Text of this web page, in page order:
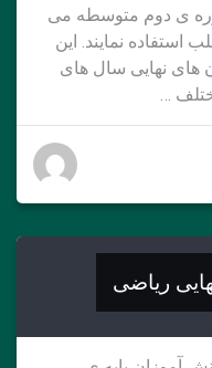
ی دوم متوسطه می
استفاده نمایند. این
های نهایی سال های
…
ریاضی